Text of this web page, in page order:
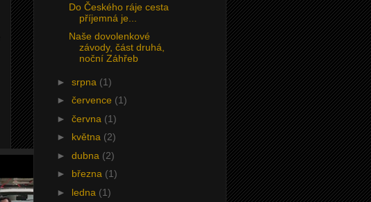
Do Českého ráje cesta
příjemná je...
Naše dovolenkové
závody, část druhá,
noční Záhřeb
► srpna (1)
► července (1)
► června (1)
► května (2)
► dubna (2)
► března (1)
► ledna (1)